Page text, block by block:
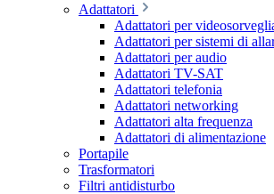
Adattatori
Adattatori per
Adattatori per sistemi di
Adattatori per audio
Adattatori TV-SAT
Adattatori telefonia
Adattatori networking
Adattatori alta frequenza
Adattatori di alimentazione
Portapile
Trasformatori
Filtri antidisturbo